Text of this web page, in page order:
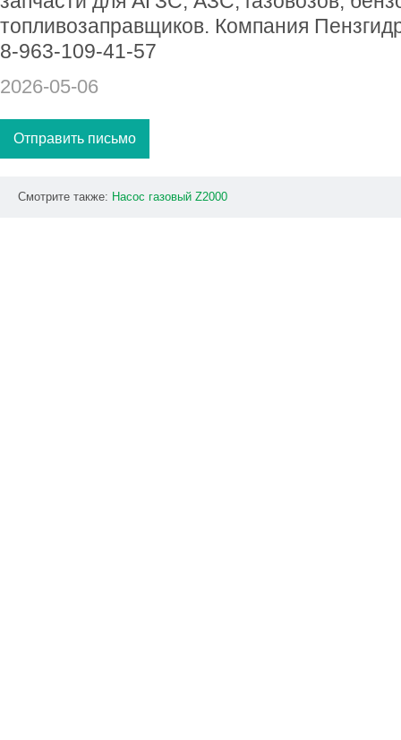
топливозаправщиков. Компания
8-963-109-41-57
2026-05-06
Отправить письмо
Смотрите также: Насос газовый Z2000